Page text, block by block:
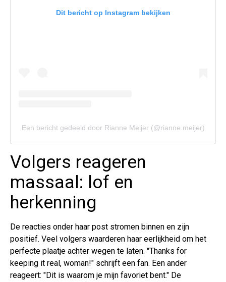
Dit bericht op Instagram bekijken
Een bericht gedeeld door Rianne Meijer (@rianne.meijer)
Volgers reageren
massaal: lof en
herkenning
De reacties onder haar post stromen binnen en zijn
positief. Veel volgers waarderen haar eerlijkheid om het
perfecte plaatje achter wegen te laten. "Thanks for
keeping it real, woman!" schrijft een fan. Een ander
reageert: "Dit is waarom je mijn favoriet bent." De